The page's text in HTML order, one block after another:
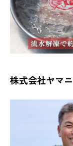
株式会社ヤマ